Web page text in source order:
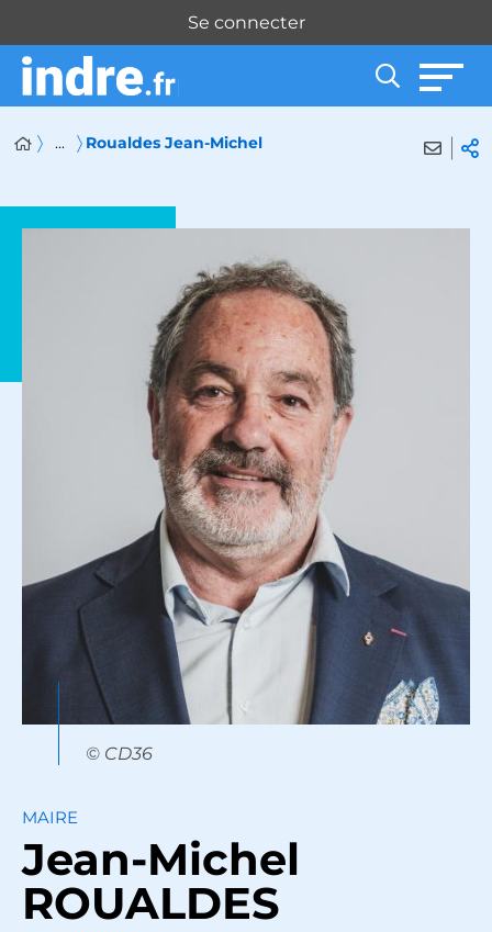
Panneau de gestion des cookies
Se connecter
... Roualdes Jean-Michel
© CD36
MAIRE
Jean-Michel
ROUALDES